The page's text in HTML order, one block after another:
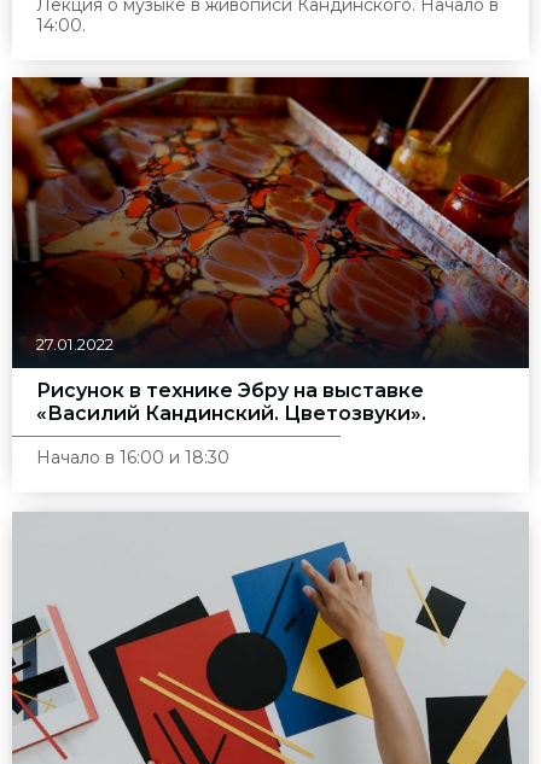
14:00.
27.01.2022
Рисунок в технике Эбру на выставке
«Василий Кандинский. Цветозвуки».
Начало в 16:00 и 18:30